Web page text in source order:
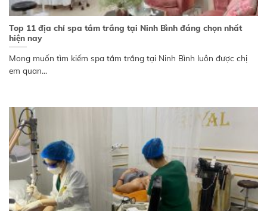
Top 11 địa chỉ spa tắm trắng tại Ninh Bình đáng chọn nhất
hiện nay
Mong muốn tìm kiếm spa tắm trắng tại Ninh Bình luôn được chị
em quan...